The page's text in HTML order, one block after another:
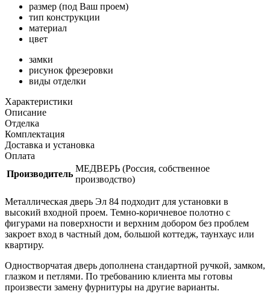
размер (под Ваш проем)
тип конструкции
материал
цвет
замки
рисунок фрезеровки
виды отделки
Характеристики
Описание
Отделка
Комплектация
Доставка и установка
Оплата
Производитель
МЕДВЕРЬ (Россия, собственное
производство)
Металлическая дверь Эл 84 подходит для установки в
высокий входной проем. Темно-коричневое полотно с
фигурами на поверхности и верхним добором без проблем
закроет вход в частный дом, большой коттедж, таунхаус или
квартиру.
Одностворчатая дверь дополнена стандартной ручкой, замком,
глазком и петлями. По требованию клиента мы готовы
произвести замену фурнитуры на другие варианты.